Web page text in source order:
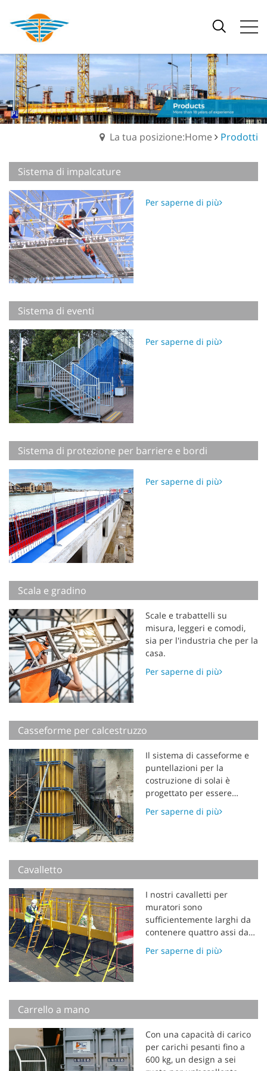
La tua posizione:Home Prodotti
Sistema di impalcature
Per saperne di più
Sistema di eventi
Per saperne di più
Sistema di protezione per barriere e bordi
Per saperne di più
Scala e gradino
Scale e trabattelli su
misura, leggeri e comodi,
sia per l'industria che per la
casa.
Per saperne di più
Casseforme per calcestruzzo
Il sistema di casseforme e
puntellazioni per la
costruzione di solai è
progettato per essere
realizzazione di solai di
smontati, il che rappresenta
una soluzione economica
ed efficiente per la
realizzazione di solai in
cantiere.
Per saperne di più
Cavalletto
I nostri cavalletti per
muratori sono
sufficientemente larghi da
contenere quattro assi da
ponteggio standard o
impalcature leggere,
a 800 kg. I nostri cavalletti
sono disponibili in diverse
dimensioni e regolabili in
diverse altezze, e sono
Per saperne di più
Carrello a mano
Con una capacità di carico
per carichi pesanti fino a
600 kg, un design a sei